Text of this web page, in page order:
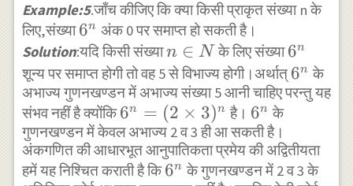
Example:5.जाँच कीजिए कि क्या किसी प्राकृत संख्या n के
लिए,संख्या6^{n}
6n अंक 0 पर समाप्त हो सकती है।
Solution:यदि किसी संख्याn
\in
N
n ∈ N के लिए संख्या6^{n}
6n
शून्य पर समाप्त होगी तो वह 5 से विभाज्य होगी।अर्थात् 6^{n}
6n के
अभाज्य गुणनखण्डन में अभाज्य संख्या 5 आनी चाहिए परन्तु यह
संभव नहीं है क्योंकि6^{n}=
(2
\times
3)^{n}
6n = (2 × 3)n है। 6^{n}
6n के
गुणनखण्डन में केवल अभाज्य 2 व 3 ही आ सकती है।
अंकगणित की आधारभूत आनुपातिकता प्रमेय की अद्वितीयता
हमें यह निश्चित कराती है कि6^{n}
6n के गुणनखण्डन में 2 व 3 के